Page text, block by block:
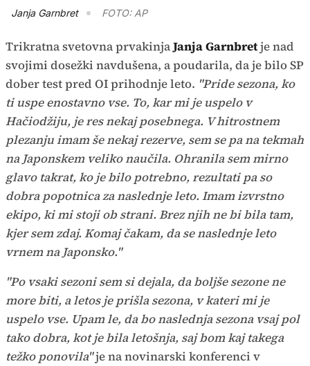
Janja Garnbret FOTO: AP
Trikratna svetovna prvakinjaJanja Garnbretje nad
svojimi dosežki navdušena, a poudarila, da je bilo SP
dober test pred OI prihodnje leto. "Pride sezona, ko
ti uspe enostavno vse. To, kar mi je uspelo v
Hačiodžiju, je res nekaj posebnega. V hitrostnem
plezanju imam še nekaj rezerve, sem se pa na tekmah
na Japonskem veliko naučila. Ohranila sem mirno
glavo takrat, ko je bilo potrebno, rezultati pa so
dobra popotnica za naslednje leto. Imam izvrstno
ekipo, ki mi stoji ob strani. Brez njih ne bi bila tam,
kjer sem zdaj. Komaj čakam, da se naslednje leto
vrnem na Japonsko."
"Po vsaki sezoni sem si dejala, da boljše sezone ne
more biti, a letos je prišla sezona, v kateri mi je
uspelo vse. Upam le, da bo naslednja sezona vsaj pol
tako dobra, kot je bila letošnja, saj bom kaj takega
težko ponovila"je na novinarski konferenci v